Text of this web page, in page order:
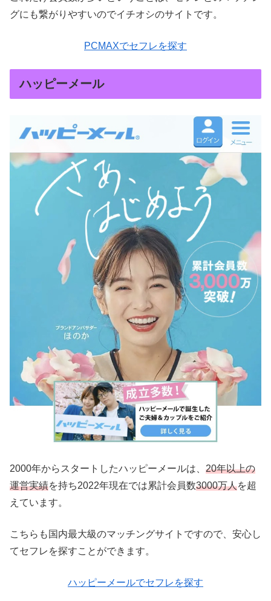
グにも繋がりやすいのでイチオシのサイトです。
PCMAXでセフレを探す
ハッピーメール
2000年からスタートしたハッピーメールは、 20年以上の
運営実績を持ち2022年現在では累計会員数3000万人を超
えています。
こちらも国内最大級のマッチングサイトですので、安心し
てセフレを探すことができます。
ハッピーメールでセフレを探す